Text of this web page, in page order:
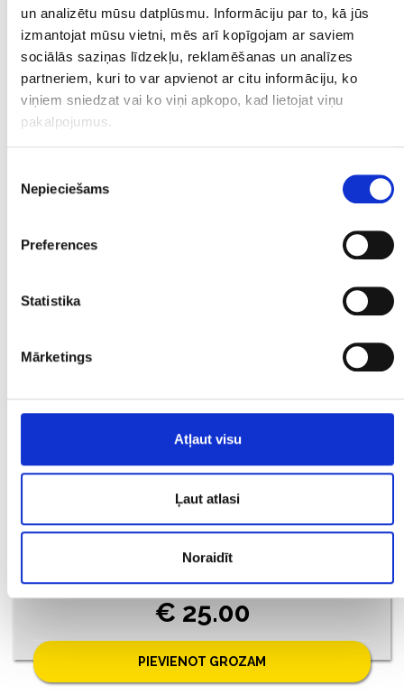
un analizētu mūsu datplūsmu. Informāciju par to, kā jūs
izmantojat mūsu vietni, mēs arī kopīgojam ar saviem
sociālās saziņas līdzekļu, reklamēšanas un analīzes
partneriem, kuri to var apvienot ar citu informāciju, ko
viņiem sniedzat vai ko viņi apkopo, kad lietojat viņu
pakalpojumus.
izvēle
Nepieciešams
Preferences
Statistika
Mārketings
Atļaut visu
Ļaut atlasi
Noraidīt
Latvijas sudraba monēta 2 Lati 1926. gads
€ 25.00
PIEVIENOT GROZAM